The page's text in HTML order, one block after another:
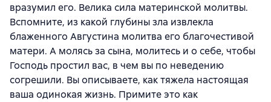
вразумил его. Велика сила материнской молитвы.
Вспомните, из какой глубины зла извлекла
блаженного Августина молитва его благочестивой
матери. А молясь за сына, молитесь и о себе, чтобы
Господь простил вас, в чем вы по неведению
согрешили. Вы описываете, как тяжела настоящая
ваша одинокая жизнь. Примите это как